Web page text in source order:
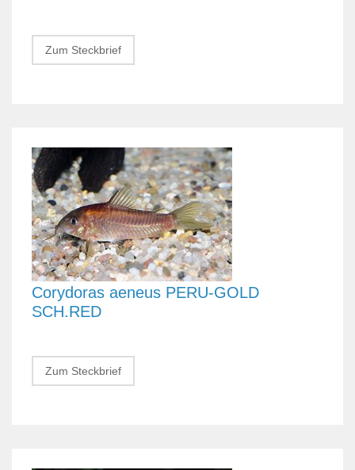
Zum Steckbrief
Corydoras aeneus PERU-GOLD
SCH.RED
Zum Steckbrief